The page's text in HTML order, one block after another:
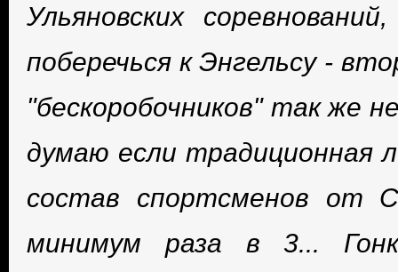
Ульяновских
поберечься к Энгельсу -
"бескоробочников" так же
думаю если традиционная
состав спортсменов от
минимум раза в 3...